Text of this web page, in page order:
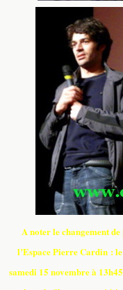
A noter le changement
l’Espace Pierre Cardin :
samedi 15 novembre à